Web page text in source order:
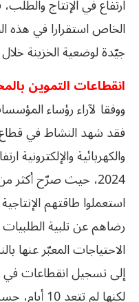
ارتفاع في الإنتاج
الخاص استقرارا في هذه
جيّدة لوضعية الخزينة خلال
انقطاعات التموين
ووفقا لآراء رؤساء
فقد شهد النشاط في قطاع
والكهربائية والإلكترونية
رضاهم عن تلبية
لكنها لم